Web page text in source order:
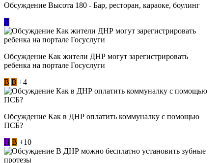
Обсуждение Высота 180 - Бар, ресторан, караоке, боулинг
Л
Обсуждение Как жители ДНР могут зарегистрировать
ребенка на портале Госуслуги
В В +4
Обсуждение Как в ДНР оплатить коммуналку с помощью
ПСБ?
Н В +10